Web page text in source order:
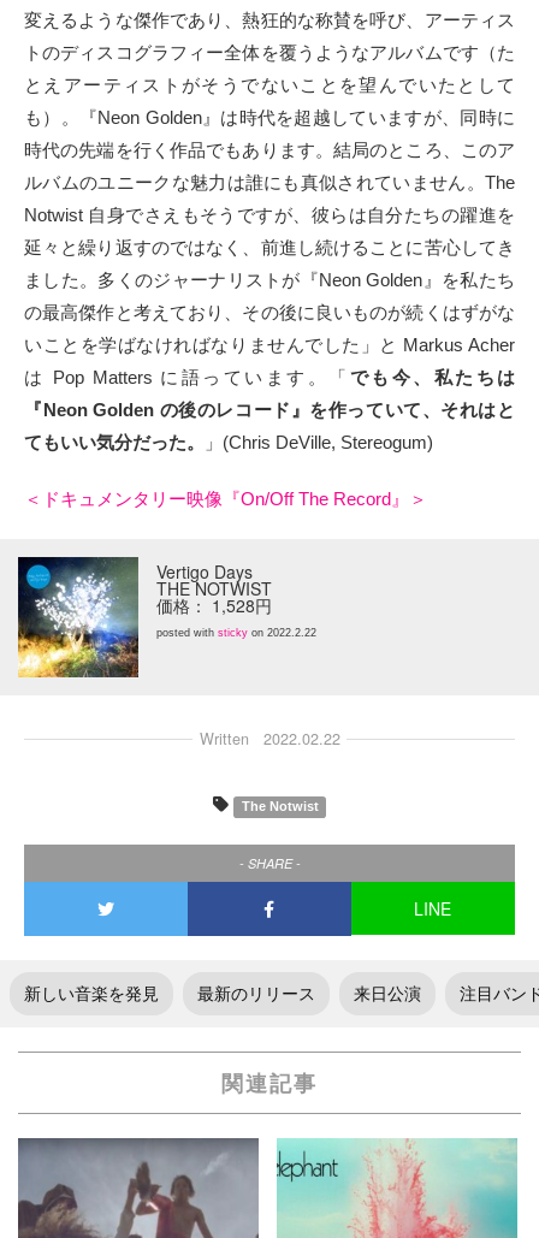
変えるような傑作であり、熱狂的な称賛を呼び、アーティス
トのディスコグラフィー全体を覆うようなアルバムです（た
とえアーティストがそうでないことを望んでいたとして
も）。『Neon Golden』は時代を超越していますが、同時に
時代の先端を行く作品でもあります。結局のところ、このア
ルバムのユニークな魅力は誰にも真似されていません。The
Notwist 自身でさえもそうですが、彼らは自分たちの躍進を
延々と繰り返すのではなく、前進し続けることに苦心してき
ました。多くのジャーナリストが『Neon Golden』を私たち
の最高傑作と考えており、その後に良いものが続くはずがな
いことを学ばなければなりませんでした」と Markus Acher
は Pop Matters に語っています。「 でも今、私たちは
『Neon Golden の後のレコード』を作っていて、それはと
てもいい気分だった。
」(Chris DeVille, Stereogum)
＜ドキュメンタリー映像『On/Off The Record』＞
Vertigo Days
THE NOTWIST
価格： 1,528円
posted with sticky on 2022.2.22
Written 2022.02.22
The Notwist
- SHARE -
LINE
新しい音楽を発見 最新のリリース 来日公演 注目バン
関連記事